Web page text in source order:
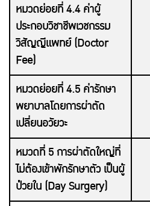
หมวดย่อยที่ 4.4 ค่าผู้
ประกอบวิชาชีพเวชกรรม
วิสัญญีแพทย์ (Doctor
Fee)
หมวดย่อยที่ 4.5 ค่ารักษา
พยาบาลโดยการผ่าตัด
เปลี่ยนอวัยวะ
หมวดที่ 5 การผ่าตัดใหญ่ที่
ไม่ต้องเข้าพักรักษาตัว เป็นผู้
ป่วยใน (Day Surgery)